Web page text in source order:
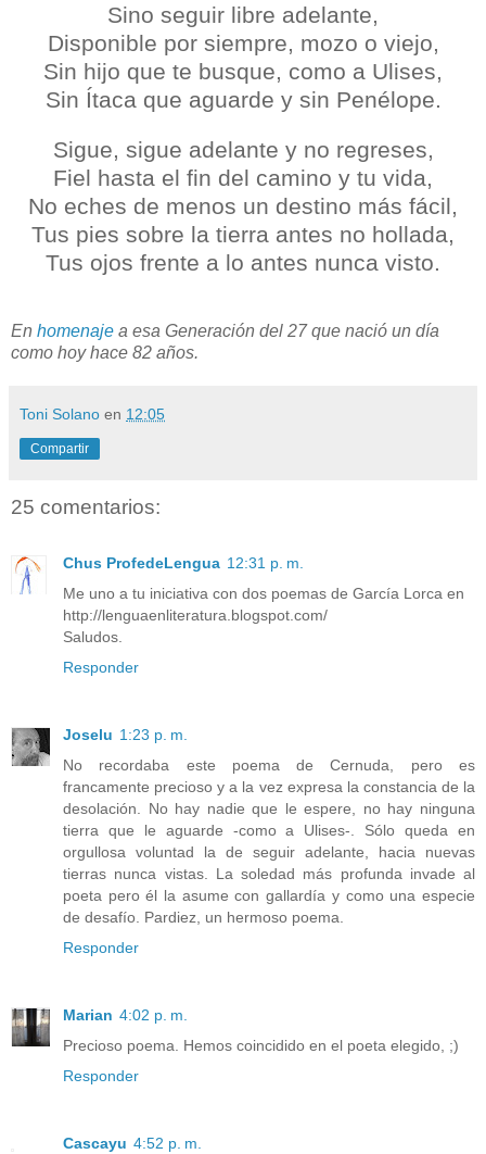
Sino seguir libre adelante,
Disponible por siempre, mozo o viejo,
Sin hijo que te busque, como a Ulises,
Sin Ítaca que aguarde y sin Penélope.
Sigue, sigue adelante y no regreses,
Fiel hasta el fin del camino y tu vida,
No eches de menos un destino más fácil,
Tus pies sobre la tierra antes no hollada,
Tus ojos frente a lo antes nunca visto.
En homenaje a esa Generación del 27 que nació un día
como hoy hace 82 años.
Toni Solano en 12:05
Compartir
25 comentarios:
Chus ProfedeLengua 12:31 p. m.
Me uno a tu iniciativa con dos poemas de García Lorca en
http://lenguaenliteratura.blogspot.com/
Saludos.
Responder
Joselu 1:23 p. m.
No recordaba este poema de Cernuda, pero es
francamente precioso y a la vez expresa la constancia de la
desolación. No hay nadie que le espere, no hay ninguna
tierra que le aguarde -como a Ulises-. Sólo queda en
orgullosa voluntad la de seguir adelante, hacia nuevas
tierras nunca vistas. La soledad más profunda invade al
poeta pero él la asume con gallardía y como una especie
de desafío. Pardiez, un hermoso poema.
Responder
Marian 4:02 p. m.
Precioso poema. Hemos coincidido en el poeta elegido, ;)
Responder
Cascayu 4:52 p. m.